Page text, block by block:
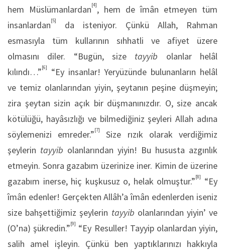
hem Müslümanlardan[4], hem de îmân etmeyen tüm
insanlardan[5]
da isteniyor. Çünkü Allah, Rahman
esmasıyla tüm kullarının sıhhatli ve afiyet üzere
olmasını diler. “Bugün, size tayyib olanlar helâl
kılındı…”[6]
“Ey insanlar! Yeryüzünde bulunanların helâl
ve temiz olanlarından yiyin, şeytanın peşine düşmeyin;
zira şeytan sizin açık bir düşmanınızdır. O, size ancak
kötülüğü, hayâsızlığı ve bilmediğiniz şeyleri Allah adına
söylemenizi emreder.”[7]
Size rızık olarak verdiğimiz
şeylerin tayyib olanlarından yiyin! Bu hususta azgınlık
etmeyin. Sonra gazabım üzerinize iner. Kimin de üzerine
gazabım inerse, hiç kuşkusuz o, helak olmuştur.”[8]
“Ey
îmân edenler! Gerçekten Allâh’a îmân edenlerden iseniz
size bahşettiğimiz şeylerin tayyib olanlarından yiyin’ ve
(O’na) şükredin.”[9] “Ey Resuller! Tayyip olanlardan yiyin,
salih amel işleyin. Çünkü ben yaptıklarınızı hakkıyla